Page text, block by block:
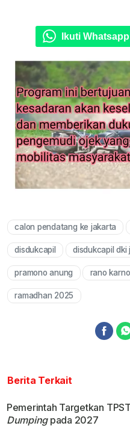
Ikuti
calon pendatang ke jakarta
disdukcapil disdukcapil dki
pramono anung rano karno
ramadhan 2025
Berita Terkait
Pemerintah Targetkan
Dumpingpada 2027